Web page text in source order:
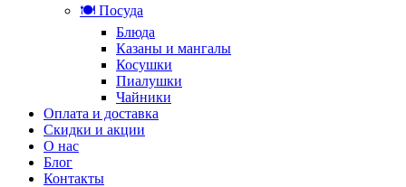
🍽️ Посуда
Блюда
Казаны и мангалы
Косушки
Пиалушки
Чайники
Оплата и доставка
Скидки и акции
О нас
Блог
Контакты